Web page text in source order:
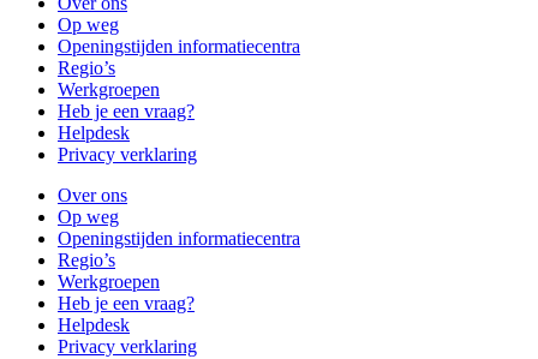
Op weg
Openingstijden informatiecentra
Regio’s
Werkgroepen
Heb je een vraag?
Helpdesk
Privacy verklaring
Over ons
Op weg
Openingstijden informatiecentra
Regio’s
Werkgroepen
Heb je een vraag?
Helpdesk
Privacy verklaring